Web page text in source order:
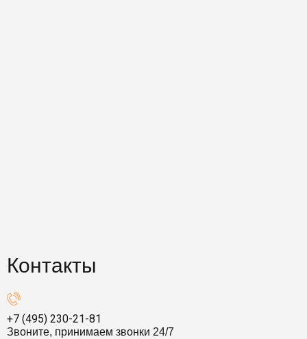
Контакты
+7 (495) 230-21-81
Звоните, принимаем звонки 24/7